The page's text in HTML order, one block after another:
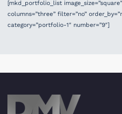
[mkd_portfolio_list
columns=”three” filter=”no”
category=”portfolio-1″ number=”9″]